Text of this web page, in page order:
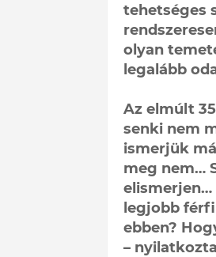
tehetséges
olyan
legalább
Az elmúlt
senki nem
ismerjük
meg nem…
elismerjen…
legjobb
ebben?
–